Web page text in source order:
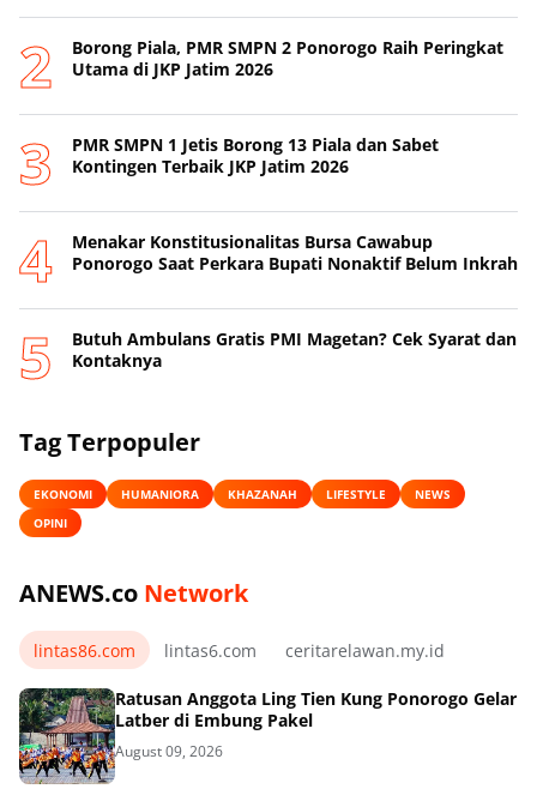
Borong Piala, PMR SMPN 2 Ponorogo Raih Peringkat
Utama di JKP Jatim 2026
PMR SMPN 1 Jetis Borong 13 Piala dan Sabet
Kontingen Terbaik JKP Jatim 2026
Menakar Konstitusionalitas Bursa Cawabup
Ponorogo Saat Perkara Bupati Nonaktif Belum Inkrah
Butuh Ambulans Gratis PMI Magetan? Cek Syarat dan
Kontaknya
Tag Terpopuler
EKONOMI HUMANIORA KHAZANAH LIFESTYLE
NEWS
OPINI
ANEWS.co Network
lintas86.com lintas6.com ceritarelawan.my.id
Ratusan Anggota Ling Tien Kung Ponorogo Gelar
Latber di Embung Pakel
August 09, 2026